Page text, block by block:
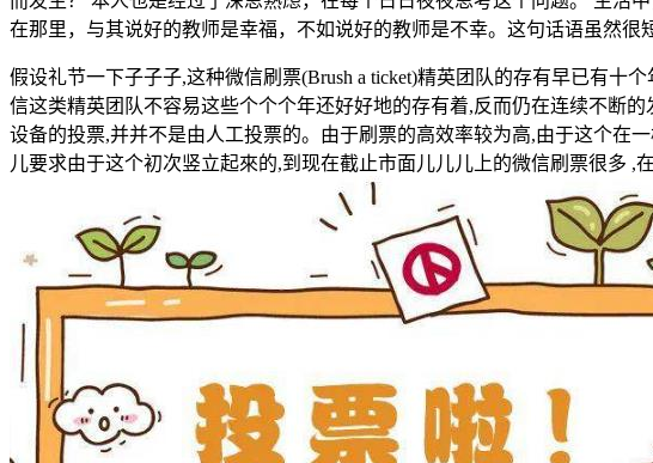
在那里，与其说好的教师是幸福，不如说好的教师是不幸。这句话语虽然
假设礼节一下子子子,这种微信刷票(Brush a ticket)精英团队的存有早已有十
信这类精英团队不容易这些个个个年还好好地的存有着,反而仍在连续不断
设备的投票,并并不是由人工投票的。由于刷票的高效率较为高,由于这个在
儿要求由于这个初次竖立起來的,到现在截止市面儿儿儿上的微信刷票很多 ,